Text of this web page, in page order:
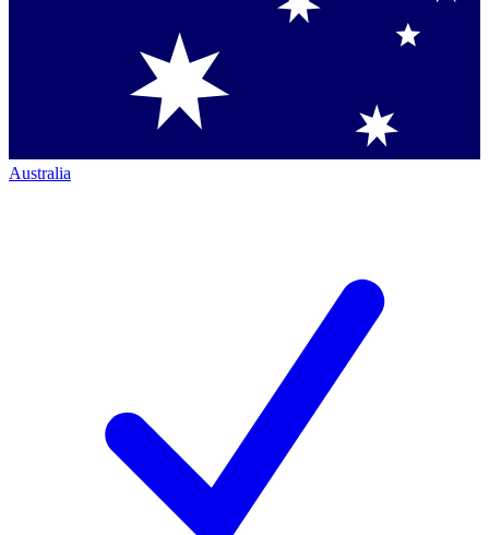
Australia